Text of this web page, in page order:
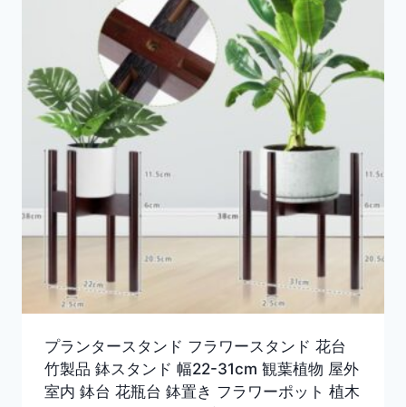
プランタースタンド フラワースタンド 花台
竹製品 鉢スタンド 幅22-31cm 観葉植物 屋外
室内 鉢台 花瓶台 鉢置き フラワーポット 植木